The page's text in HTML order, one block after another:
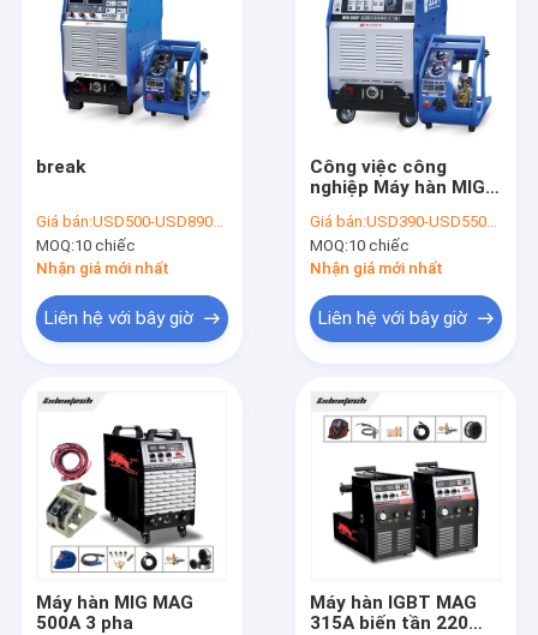
break
Giá bán:USD500-USD890/PC
MOQ:10 chiếc
Nhận giá mới nhất
Liên hệ với bây giờ
Công việc công
nghiệp Máy hàn MIG
ẩm CCC đã được phê
duyệt
Giá bán:USD390-USD550/PC
MOQ:10 chiếc
Nhận giá mới nhất
Liên hệ với bây giờ
Máy hàn MIG MAG
500A 3 pha
Máy hàn IGBT MAG
315A biến tần 220